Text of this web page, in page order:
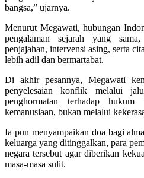
bangsa,” ujarnya.
Menurut Megawati, hubungan
pengalaman sejarah yang
penjajahan, intervensi asing, serta
lebih adil dan bermartabat.
Di akhir pesannya, Megawati
penyelesaian konflik melalui
penghormatan terhadap
kemanusiaan, bukan melalui
Ia pun menyampaikan doa bagi
keluarga yang ditinggalkan, para
negara tersebut agar diberikan
masa-masa sulit.